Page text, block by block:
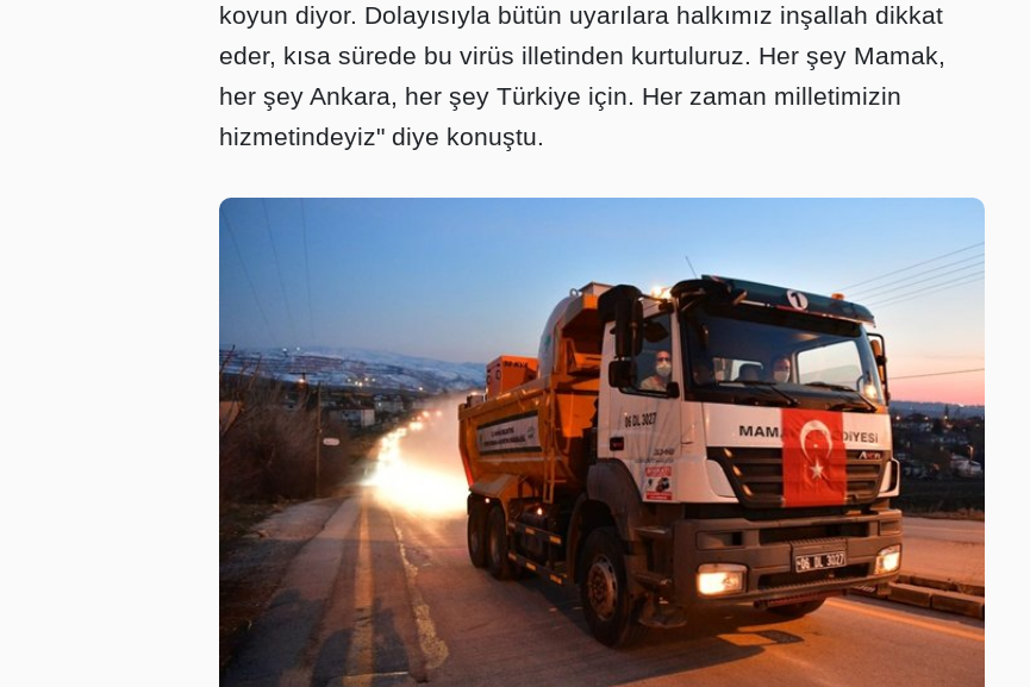
koyun diyor. Dolayısıyla bütün uyarılara halkımız inşallah dikkat
eder, kısa sürede bu virüs illetinden kurtuluruz. Her şey Mamak,
her şey Ankara, her şey Türkiye için. Her zaman milletimizin
hizmetindeyiz" diye konuştu.